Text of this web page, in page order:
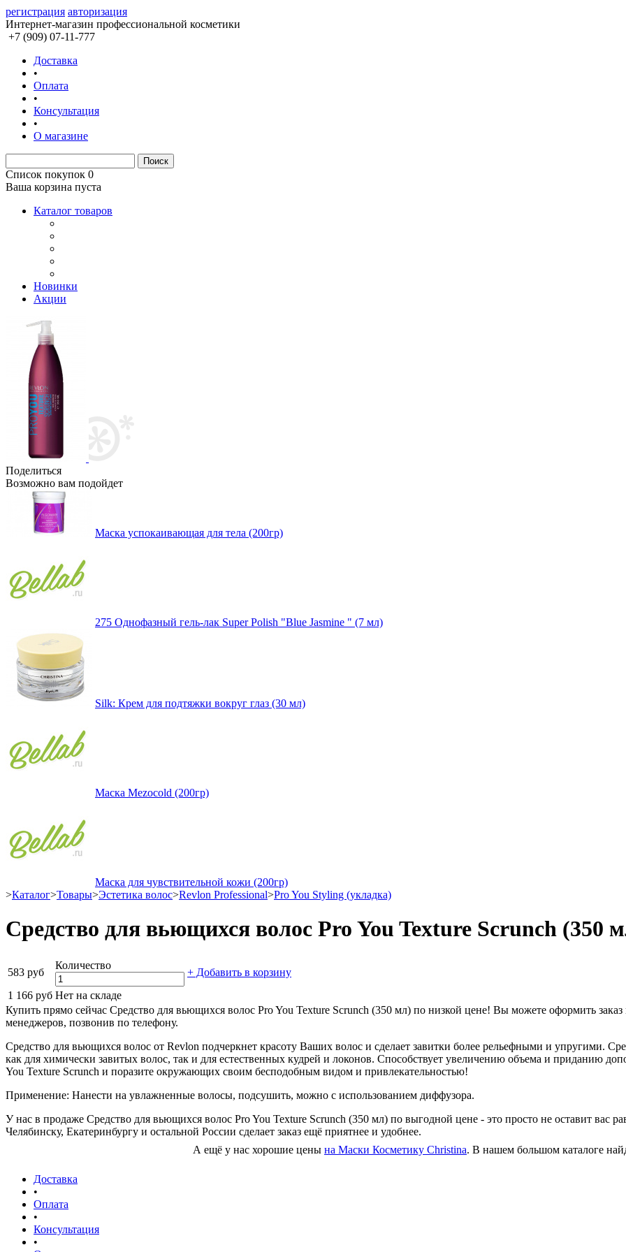
регистрация авторизация
Интернет-магазин профессиональной косметики
+7 (909) 07-11-777
Доставка
•
Оплата
•
Консультация
•
О магазине
Список покупок 0
Ваша корзина пуста
Каталог товаров
Новинки
Акции
Поделиться
Возможно вам подойдет
Маска успокаивающая для тела (200гр)
275 Однофазный гель-лак Super Polish "Blue Jasmine " (7 мл)
Silk: Крем для подтяжки вокруг глаз (30 мл)
Маска Mezocold (200гр)
Маска для чувствительной кожи (200гр)
>Каталог>Товары>Эстетика волос>Revlon Professional>Pro You Styling (укладка)
Средство для вьющихся волос Pro You Texture Scrunch (350
583 руб
Количество
+ Добавить в корзину
1 166 руб Нет на складе
Купить прямо сейчас Средство для вьющихся волос Pro You Texture Scrunch (350 мл) по низкой цене! Вы можете оформить
менеджеров, позвонив по телефону.
Средство для вьющихся волос от Revlon подчеркнет красоту Ваших волос и сделает завитки более рельефными и упругими.
как для химически завитых волос, так и для естественных кудрей и локонов. Способствует увеличению объема и приданию
You Texture Scrunch и поразите окружающих своим бесподобным видом и привлекательностью!
Применение: Нанести на увлажненные волосы, подсушить, можно с использованием диффузора.
У нас в продаже Средство для вьющихся волос Pro You Texture Scrunch (350 мл) по выгодной цене - это просто не оставит вас
Челябинску, Екатеринбургу и остальной России сделает заказ ещё приятнее и удобнее.
А ещё у нас хорошие цены на Маски Косметику Christina. В нашем большом каталоге
Доставка
•
Оплата
•
Консультация
•